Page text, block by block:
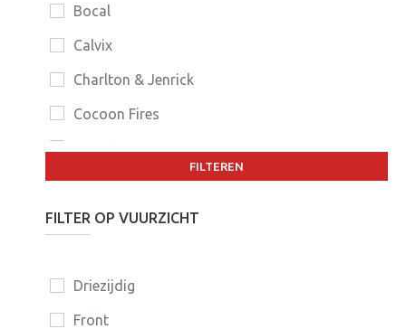
Bocal
Calvix
Charlton & Jenrick
Cocoon Fires
Dovre
DRU
Element4
Faber
FILTEREN
FILTER OP VUURZICHT
Driezijdig
Front